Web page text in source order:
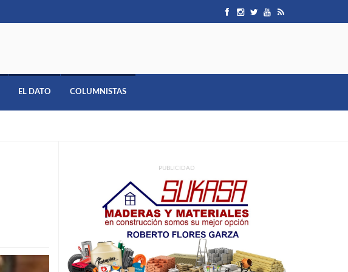
EL DATO COLUMNISTAS
PUBLICIDAD